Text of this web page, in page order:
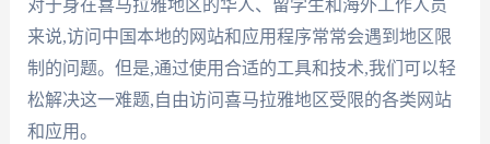
对于身在喜马拉雅地区的华人、留学生和海外工作人员
来说,访问中国本地的网站和应用程序常常会遇到地区限
制的问题。但是,通过使用合适的工具和技术,我们可以轻
松解决这一难题,自由访问喜马拉雅地区受限的各类网站
和应用。